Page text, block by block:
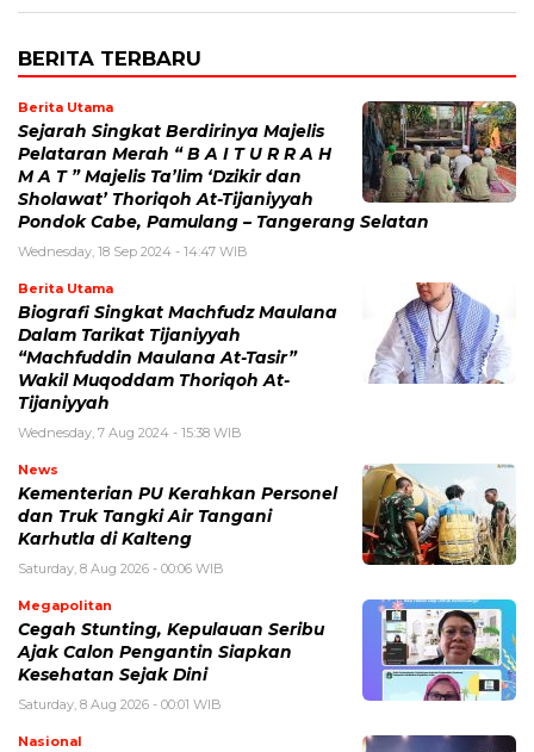
BERITA TERBARU
Berita Utama
Sejarah Singkat Berdirinya Majelis
Pelataran Merah “ B A I T U R R A H
M A T ” Majelis Ta’lim ‘Dzikir dan
Sholawat’ Thoriqoh At-Tijaniyyah
Pondok Cabe, Pamulang – Tangerang Selatan
Wednesday, 18 Sep 2024 - 14:47 WIB
Berita Utama
Biografi Singkat Machfudz Maulana
Dalam Tarikat Tijaniyyah
“Machfuddin Maulana At-Tasir”
Wakil Muqoddam Thoriqoh At-
Tijaniyyah
Wednesday, 7 Aug 2024 - 15:38 WIB
News
Kementerian PU Kerahkan Personel
dan Truk Tangki Air Tangani
Karhutla di Kalteng
Saturday, 8 Aug 2026 - 00:06 WIB
Megapolitan
Cegah Stunting, Kepulauan Seribu
Ajak Calon Pengantin Siapkan
Kesehatan Sejak Dini
Saturday, 8 Aug 2026 - 00:01 WIB
Nasional